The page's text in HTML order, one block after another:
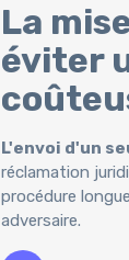
La
éviter
L'envoi d'un
réclamation
procédure
adversaire.